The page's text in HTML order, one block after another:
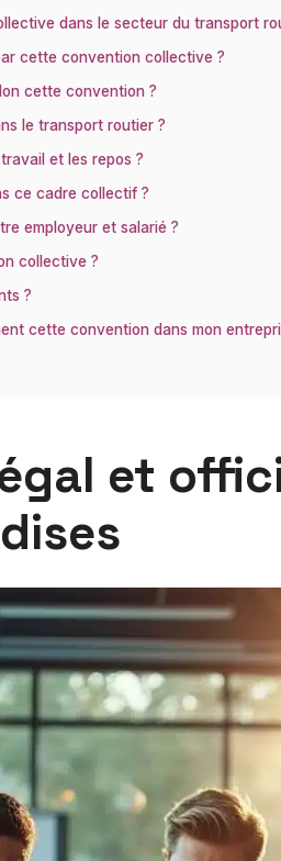
dans le secteur du transport
cette convention collective ?
cette convention ?
le transport routier ?
et les repos ?
ce cadre collectif ?
employeur et salarié ?
collective ?
?
cette convention dans mon
et